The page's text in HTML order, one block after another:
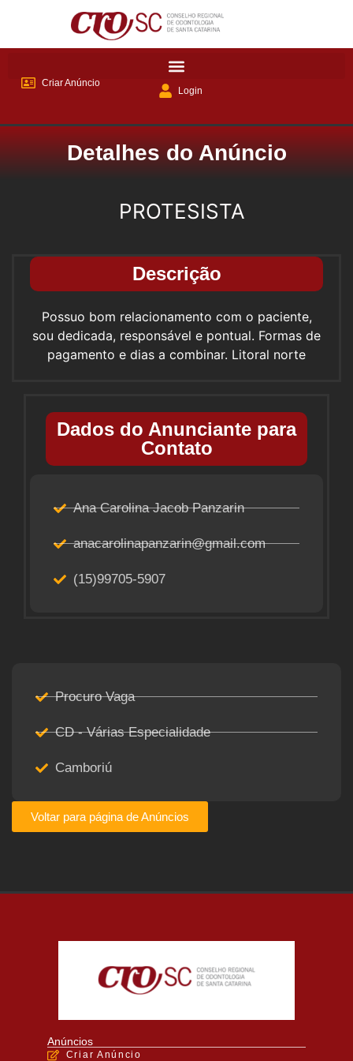
Criar Anúncio
Login
Detalhes do Anúncio
PROTESISTA
Descrição
Possuo bom relacionamento com o paciente,
sou dedicada, responsável e pontual. Formas de
pagamento e dias a combinar. Litoral norte
Dados do Anunciante para
Contato
Ana Carolina Jacob Panzarin
anacarolinapanzarin@gmail.com
(15)99705-5907
Procuro Vaga
CD - Várias Especialidade
Camboriú
Voltar para página de Anúncios
Anúncios
Criar Anúncio